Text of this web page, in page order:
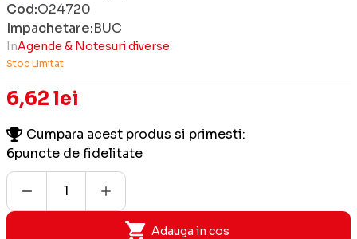
Cod:O24720
Impachetare:BUC
InAgende & Notesuri diverse
Stoc Limitat
6,62 lei
Cumpara acest produs si primesti:
6puncte de fidelitate
Adauga in cos